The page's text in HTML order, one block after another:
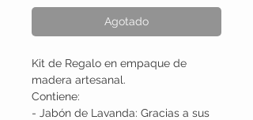
Agotado
Kit de Regalo en empaque de
madera artesanal.
Contiene:
- Jabón de Lavanda: Gracias a sus